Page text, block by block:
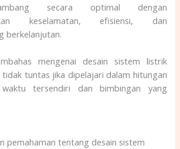
secara optimal dengan
keselamatan, efisiensi, dan
berkelanjutan.
mengenai desain sistem listrik
tuntas jika dipelajari dalam hitungan
tersendiri dan bimbingan yang
pemahaman tentang desain sistem